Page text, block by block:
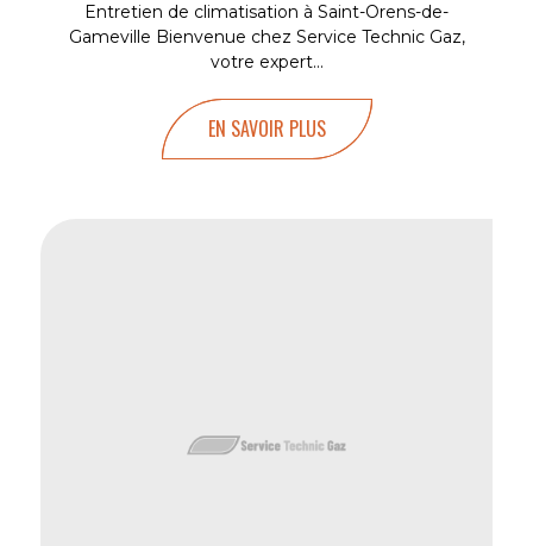
Entretien de climatisation à Saint-Orens-de-
Gameville Bienvenue chez Service Technic Gaz,
votre expert...
EN SAVOIR PLUS